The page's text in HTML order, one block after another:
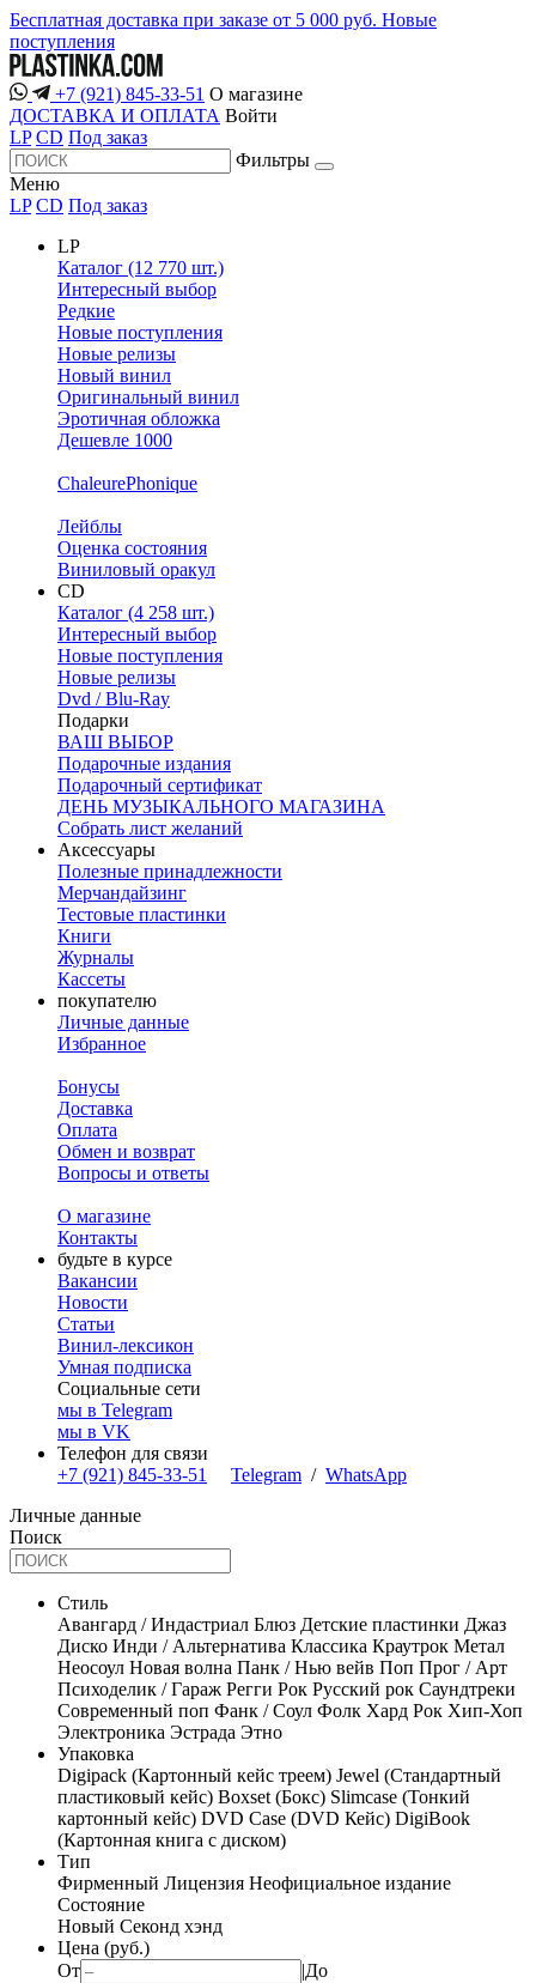
Бесплатная доставка при заказе от 5 000 руб. Новые
поступления
+7 (921) 845-33-51 О магазине
ДОСТАВКА И ОПЛАТА Войти
LP CD Под заказ
Фильтры
Меню
LP CD Под заказ
LP
Каталог (12 770 шт.)
Интересный выбор
Редкие
Новые поступления
Новые релизы
Новый винил
Оригинальный винил
Эротичная обложка
Дешевле 1000
ChaleurePhonique
Лейблы
Оценка состояния
Виниловый оракул
CD
Каталог (4 258 шт.)
Интересный выбор
Новые поступления
Новые релизы
Dvd / Blu-Ray
Подарки
ВАШ ВЫБОР
Подарочные издания
Подарочный сертификат
ДЕНЬ МУЗЫКАЛЬНОГО МАГАЗИНА
Собрать лист желаний
Аксессуары
Полезные принадлежности
Мерчандайзинг
Тестовые пластинки
Книги
Журналы
Кассеты
покупателю
Личные данные
Избранное
Бонусы
Доставка
Оплата
Обмен и возврат
Вопросы и ответы
О магазине
Контакты
будьте в курсе
Вакансии
Новости
Статьи
Винил-лексикон
Умная подписка
Социальные сети
мы в Telegram
мы в VK
Телефон для связи
+7 (921) 845-33-51
Telegram / WhatsApp
Личные данные
Поиск
Стиль
Авангард / Индастриал Блюз Детские пластинки Джаз
Диско Инди / Альтернатива Классика Краутрок Метал
Неосоул Новая волна Панк / Нью вейв Поп Прог / Арт
Психоделик / Гараж Регги Рок Русский рок Саундтреки
Современный поп Фанк / Соул Фолк Хард Рок Хип-Хоп
Электроника Эстрада Этно
Упаковка
Digipack (Картонный кейс треем) Jewel (Стандартный
пластиковый кейс) Boxset (Бокс) Slimcase (Тонкий
картонный кейс) DVD Case (DVD Кейс) DigiBook
(Картонная книга с диском)
Тип
Фирменный Лицензия Неофициальное издание
Состояние
Новый Секонд хэнд
Цена (руб.)
От
|До